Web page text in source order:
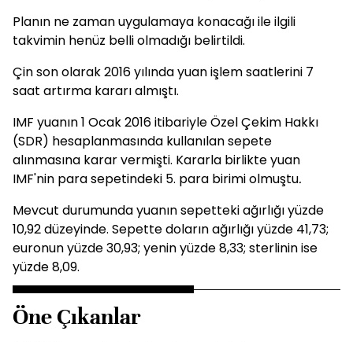
Planın ne zaman uygulamaya konacağı ile ilgili
takvimin henüz belli olmadığı belirtildi.
Çin son olarak 2016 yılında yuan işlem saatlerini 7
saat artırma kararı almıştı.
IMF yuanın 1 Ocak 2016 itibariyle Özel Çekim Hakkı
(SDR) hesaplanmasında kullanılan sepete
alınmasına karar vermişti. Kararla birlikte yuan
IMF'nin para sepetindeki 5. para birimi olmuştu.
Mevcut durumunda yuanın sepetteki ağırlığı yüzde
10,92 düzeyinde. Sepette doların ağırlığı yüzde 41,73;
euronun yüzde 30,93; yenin yüzde 8,33; sterlinin ise
yüzde 8,09.
Öne Çıkanlar